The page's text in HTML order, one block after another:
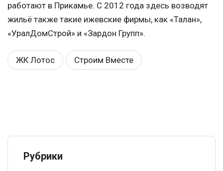
работают в Прикамье. С 2012 года здесь возводят
жильё также такие ижевские фирмы, как «Талан»,
«УралДомСтрой» и «Зардон Групп».
ЖК Лотос Строим Вместе
Рубрики